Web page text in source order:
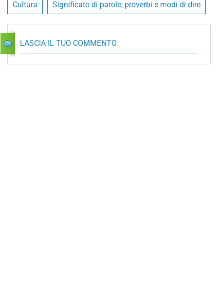
Cultura Significato di parole, proverbi e modi di dire
LASCIA IL TUO COMMENTO